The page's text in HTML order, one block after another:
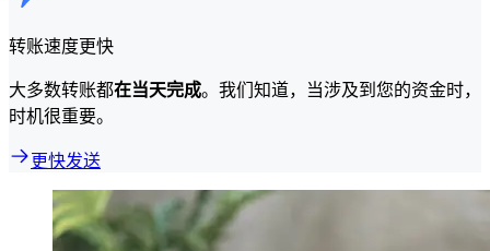
转账速度更快
大多数转账都在当天完成。我们知道，当涉及到您的资金时，
时机很重要。
更快发送